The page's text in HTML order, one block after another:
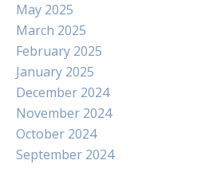
May 2025
March 2025
February 2025
January 2025
December 2024
November 2024
October 2024
September 2024